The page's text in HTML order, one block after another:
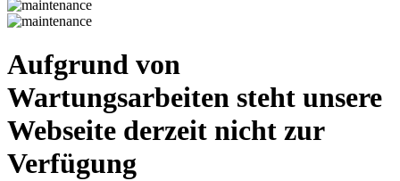
Aufgrund von
Wartungsarbeiten steht unsere
Webseite derzeit nicht zur
Verfügung